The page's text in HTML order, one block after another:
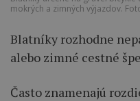
mokrých a zimných výjazdov.
Blatníky rozhodne
alebo zimné cestné
Často znamenajú